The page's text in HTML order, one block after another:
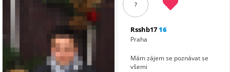
?
Rsshb1716
Praha
Mám zájem se poznávat se
všemi